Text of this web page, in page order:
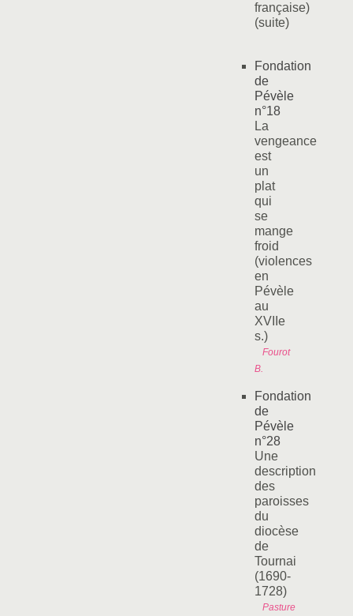
française)
(suite)
Fondation
de
Pévèle
n°18
La
vengeance
est
un
plat
qui
se
mange
froid
(violences
en
Pévèle
au
XVIIe
s.)
Fourot
B.
Fondation
de
Pévèle
n°28
Une
description
des
paroisses
du
diocèse
de
Tournai
(1690-
1728)
Pasture